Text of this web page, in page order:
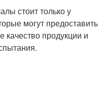
стоит только у
могут предоставить
продукции и